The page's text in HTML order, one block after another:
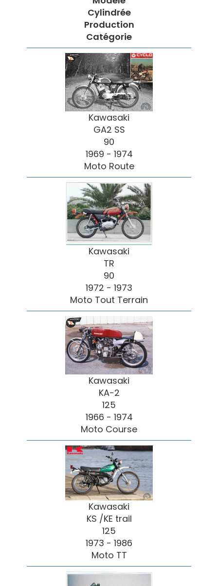
Cylindrée
Production
Catégorie
Kawasaki
GA2 SS
90
1969 - 1974
Moto Route
Kawasaki
TR
90
1972 - 1973
Moto Tout Terrain
Kawasaki
KA-2
125
1966 - 1974
Moto Course
Kawasaki
KS /KE trail
125
1973 - 1986
Moto TT